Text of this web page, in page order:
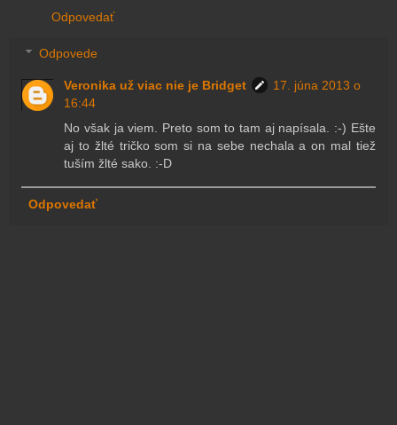
Odpovedať
Odpovede
Veronika už viac nie je Bridget
17. júna 2013 o
16:44
No však ja viem. Preto som to tam aj napísala. :-) Ešte
aj to žlté tričko som si na sebe nechala a on mal tiež
tuším žlté sako. :-D
Odpovedať